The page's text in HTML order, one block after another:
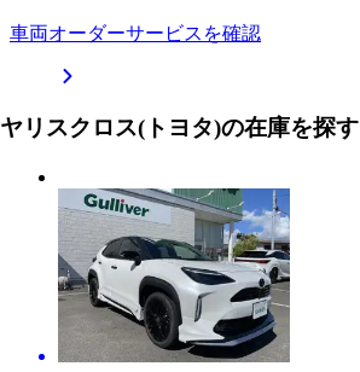
車両オーダーサービスを確認
ヤリスクロス(トヨタ)の在庫を探す